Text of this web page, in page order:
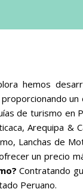
hemos
de turismo en
Arequipa &
Lanchas de
un precio
Contratando
Peruano.